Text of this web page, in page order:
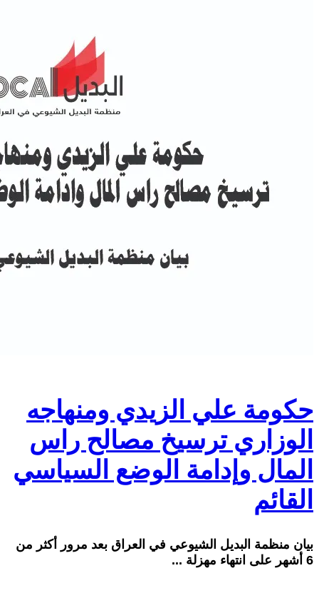
حكومة علي الزيدي ومنهاجه
الوزاري ترسيخ مصالح راس
المال وإدامة الوضع السياسي
القائم
بيان منظمة البديل الشيوعي في العراق بعد مرور أكثر من
6 أشهر على انتهاء مهزلة ...